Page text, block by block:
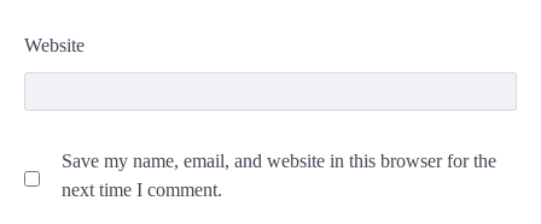
Website
Save my name, email, and website in this browser for the
next time I comment.